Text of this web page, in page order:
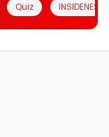
Quiz INSIDENESIA